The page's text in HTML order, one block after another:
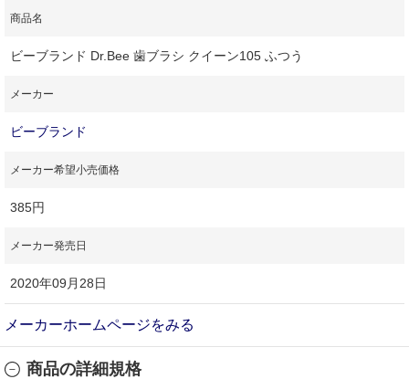
商品名
ビーブランド Dr.Bee 歯ブラシ クイーン105 ふつう
メーカー
ビーブランド
メーカー希望小売価格
385円
メーカー発売日
2020年09月28日
メーカーホームページをみる
商品の詳細規格